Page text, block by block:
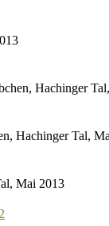
Hachinger
Hachinger Tal,
Mai 2013